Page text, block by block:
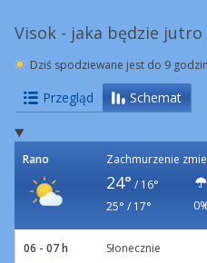
Visok - jaka będzie jutro
Dziś spodziewane jest do 9
Przegląd Schemat
Rano Zachmurzenie
24° / 16°
25° / 17°
06 - 07 h Słonecznie